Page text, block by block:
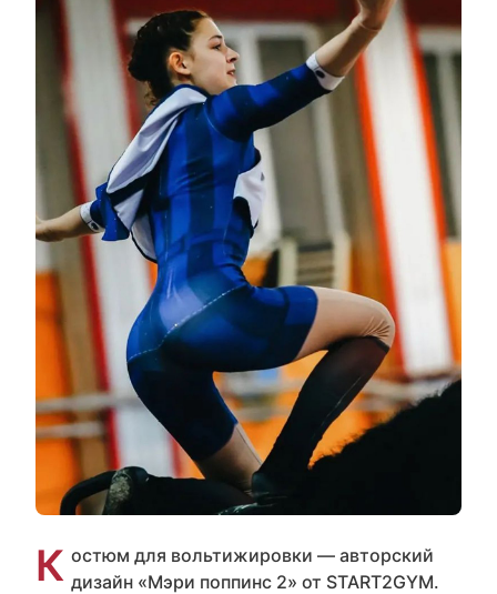
К остюм для вольтижировки — авторский
дизайн «Мэри поппинс 2» от START2GYM.